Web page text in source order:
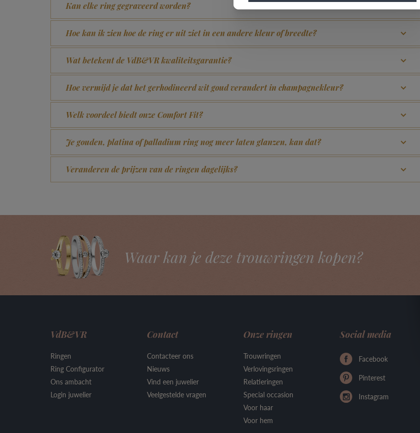
Kan elke ring gegraveerd worden?
Hoe kan ik zien hoe de ring er uit ziet in een andere kleur of breedte?
Wat betekent de VdB&VR kwaliteitsgarantie?
Hoe vermijd je dat het gerhodineerd wit goud verandert in champagnekleur?
Welk voordeel biedt onze Comfort Fit?
Je gouden, platina of palladium ring nog meer laten glanzen, kan dat?
Veranderen de prijzen van de ringen dagelijks?
Waar kan je deze trouwringen kopen?
VdB&VR
Ringen
Ring Configurator
Ons ambacht
Login juwelier
Contact
Contacteer ons
Nieuws
Vind een juwelier
Veelgestelde vragen
Onze ringen
Trouwringen
Verlovingsringen
Relatieringen
Special occasion
Voor haar
Voor hem
Social media
Facebook
Pinterest
Instagram